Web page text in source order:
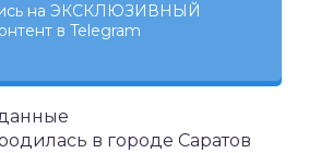
на ЭКСКЛЮЗИВНЫЙ
в Telegram
в городе Саратов